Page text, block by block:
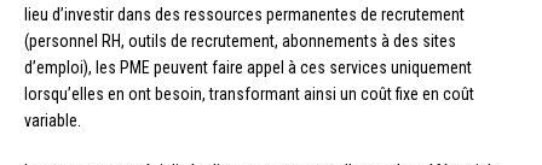
lieu d’investir dans des ressources permanentes de recrutement
(personnel RH, outils de recrutement, abonnements à des sites
d’emploi), les PME peuvent faire appel à ces services uniquement
lorsqu’elles en ont besoin, transformant ainsi un coût fixe en coût
variable.